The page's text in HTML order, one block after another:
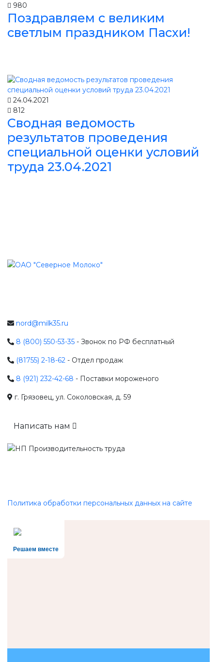
980
Поздравляем с великим
светлым праздником Пасхи!
24.04.2021
812
Сводная ведомость
результатов проведения
специальной оценки условий
труда 23.04.2021
nord@milk35.ru
8 (800) 550-53-35 - Звонок по РФ бесплатный
(81755) 2-18-62 - Отдел продаж
8 (921) 232-42-68 - Поставки мороженого
г. Грязовец, ул. Соколовская, д. 59
Написать нам
Политика обработки персональных данных на сайте
Решаем вместе